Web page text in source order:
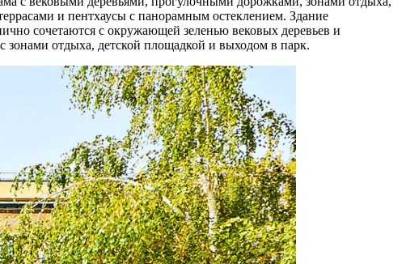
и пентхаусы с панорамным остеклением. Здание
сочетаются с окружающей зеленью вековых деревьев и
отдыха, детской площадкой и выходом в парк.